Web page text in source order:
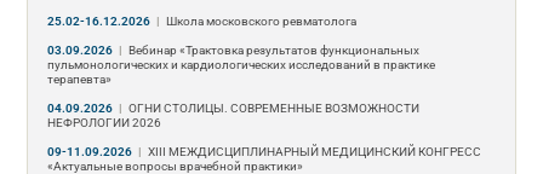
25.02-16.12.2026 | Школа московского ревматолога
03.09.2026 | Вебинар «Трактовка результатов функциональных
пульмонологических и кардиологических исследований в практике
терапевта»
04.09.2026 | ОГНИ СТОЛИЦЫ. СОВРЕМЕННЫЕ ВОЗМОЖНОСТИ
НЕФРОЛОГИИ 2026
09-11.09.2026 | ХIII МЕЖДИСЦИПЛИНАРНЫЙ МЕДИЦИНСКИЙ КОНГРЕСС
«Актуальные вопросы врачебной практики»